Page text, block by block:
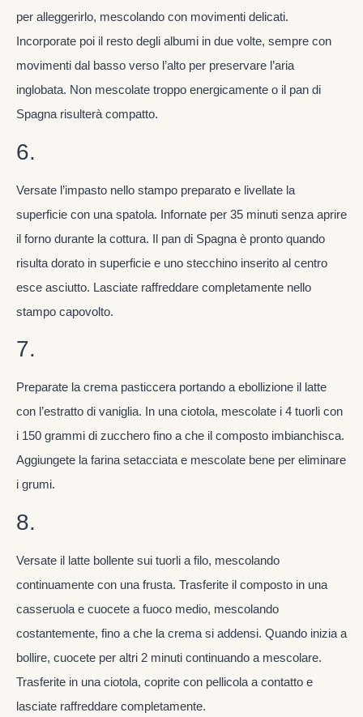
per alleggerirlo, mescolando con movimenti delicati.
Incorporate poi il resto degli albumi in due volte, sempre con
movimenti dal basso verso l’alto per preservare l’aria
inglobata. Non mescolate troppo energicamente o il pan di
Spagna risulterà compatto.
6.
Versate l’impasto nello stampo preparato e livellate la
superficie con una spatola. Infornate per 35 minuti senza aprire
il forno durante la cottura. Il pan di Spagna è pronto quando
risulta dorato in superficie e uno stecchino inserito al centro
esce asciutto. Lasciate raffreddare completamente nello
stampo capovolto.
7.
Preparate la crema pasticcera portando a ebollizione il latte
con l’estratto di vaniglia. In una ciotola, mescolate i 4 tuorli con
i 150 grammi di zucchero fino a che il composto imbianchisca.
Aggiungete la farina setacciata e mescolate bene per eliminare
i grumi.
8.
Versate il latte bollente sui tuorli a filo, mescolando
continuamente con una frusta. Trasferite il composto in una
casseruola e cuocete a fuoco medio, mescolando
costantemente, fino a che la crema si addensi. Quando inizia a
bollire, cuocete per altri 2 minuti continuando a mescolare.
Trasferite in una ciotola, coprite con pellicola a contatto e
lasciate raffreddare completamente.